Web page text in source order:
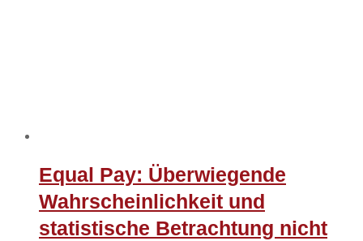
Equal Pay: Überwiegende
Wahrscheinlichkeit und
statistische Betrachtung nicht